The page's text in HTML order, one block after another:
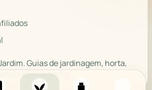
Guias de jardinagem, horta,
e paisagismo.